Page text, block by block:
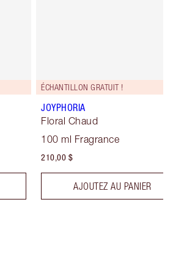
ÉCHANTILLON GRATUIT !
JOYPHORIA
Floral Chaud
100 ml Fragrance
210,00 $
AJOUTEZ AU PANIER